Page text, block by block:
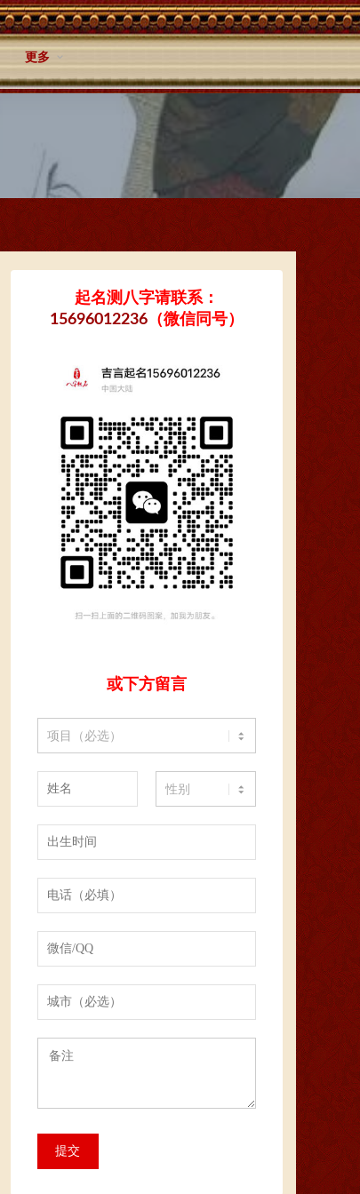
更多
起名测八字请联系：
15696012236 （微信同号）
或下方留言